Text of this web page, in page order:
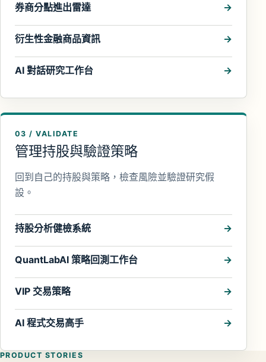
券商分點進出雷達
衍生性金融商品資訊
AI 對話研究工作台
03 / VALIDATE
管理持股與驗證策略
回到自己的持股與策略，檢查風險並驗證研究假
設。
持股分析健檢系統
QuantLabAI 策略回測工作台
VIP 交易策略
AI 程式交易高手
PRODUCT STORIES